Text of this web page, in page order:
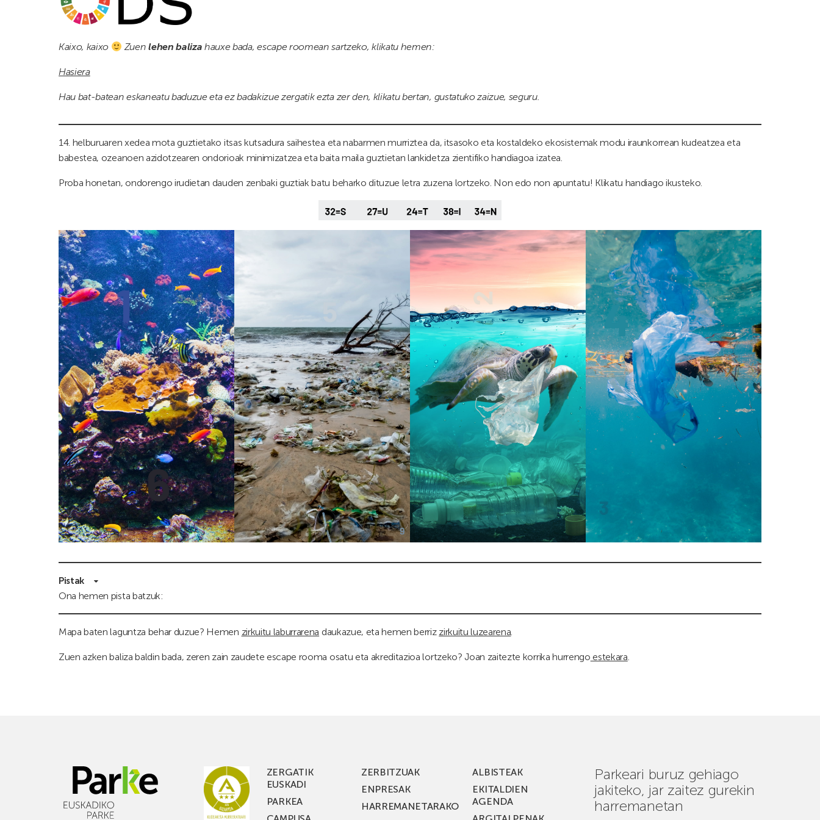
Kaixo, kaixo Zuenlehen baliza hauxe bada, escape roomean sartzeko, klikatu hemen:
Hasiera
Hau bat-batean eskaneatu baduzue eta ez badakizue zergatik ezta zer den, klikatu bertan, gustatuko zaizue, seguru.
14. helburuaren xedea mota guztietako itsas kutsadura saihestea eta nabarmen murriztea da, itsasoko eta kostaldeko ekosistemak modu iraunkorrean kudeatzea eta
babestea, ozeanoen azidotzearen ondorioak minimizatzea eta baita maila guztietan lankidetza zientifiko handiagoa izatea.
Proba honetan, ondorengo irudietan dauden zenbaki guztiak batu beharko dituzue letra zuzena lortzeko. Non edo non apuntatu! Klikatu handiago ikusteko.
Pistak
Ona hemen pista batzuk:
Mapa baten laguntza behar duzue? Hemen zirkuitu laburrarena daukazue, eta hemen berriz zirkuitu luzearena.
Zuen azken baliza baldin bada, zeren zain zaudete escape rooma osatu eta akreditazioa lortzeko? Joan zaitezte korrika hurrengo estekara.
ZERGATIK
EUSKADI
PARKEA
ZERBITZUAK
ENPRESAK
HARREMANETARAKO
ALBISTEAK
EKITALDIEN
AGENDA
Parkeari buruz gehiago
jakiteko, jar zaitez gurekin
harremanetan